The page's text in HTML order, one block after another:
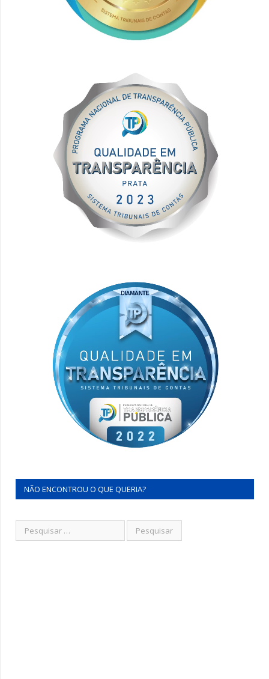
NÃO ENCONTROU O QUE QUERIA?